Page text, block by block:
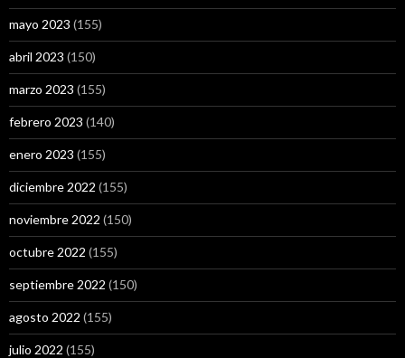
mayo 2023 (155)
abril 2023 (150)
marzo 2023 (155)
febrero 2023 (140)
enero 2023 (155)
diciembre 2022 (155)
noviembre 2022 (150)
octubre 2022 (155)
septiembre 2022 (150)
agosto 2022 (155)
julio 2022 (155)